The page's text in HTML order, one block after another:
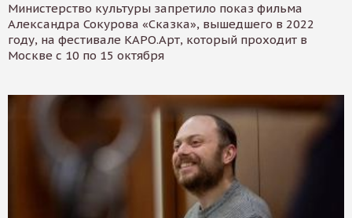
Министерство культуры запретило показ фильма
Александра Сокурова «Сказка», вышедшего в 2022
году, на фестивале КАРО.Арт, который проходит в
Москве с 10 по 15 октября